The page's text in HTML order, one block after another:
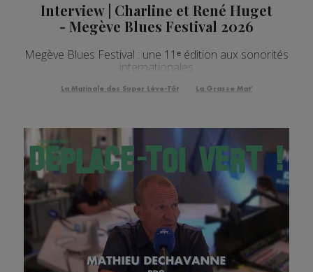
Interview | Charline et René Huget
- Megève Blues Festival 2026
Megève Blues Festival : une 11ᵉ édition aux sonorités
internationales
La Matinale des Super Lève-Tôt La Grasse Mat'